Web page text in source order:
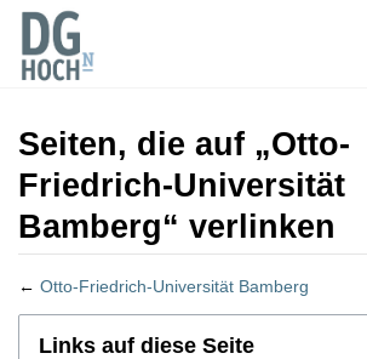
Seiten, die auf „Otto-
Friedrich-Universität
Bamberg“ verlinken
← Otto-Friedrich-Universität Bamberg
Wechseln zu:Navigation,Suche
Links auf diese Seite